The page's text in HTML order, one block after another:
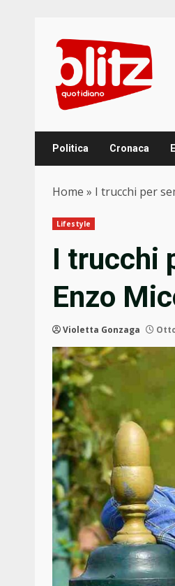
content
Politica Cronaca
Home » I trucchi per
Lifestyle
I trucchi
Enzo
Violetta Gonzaga